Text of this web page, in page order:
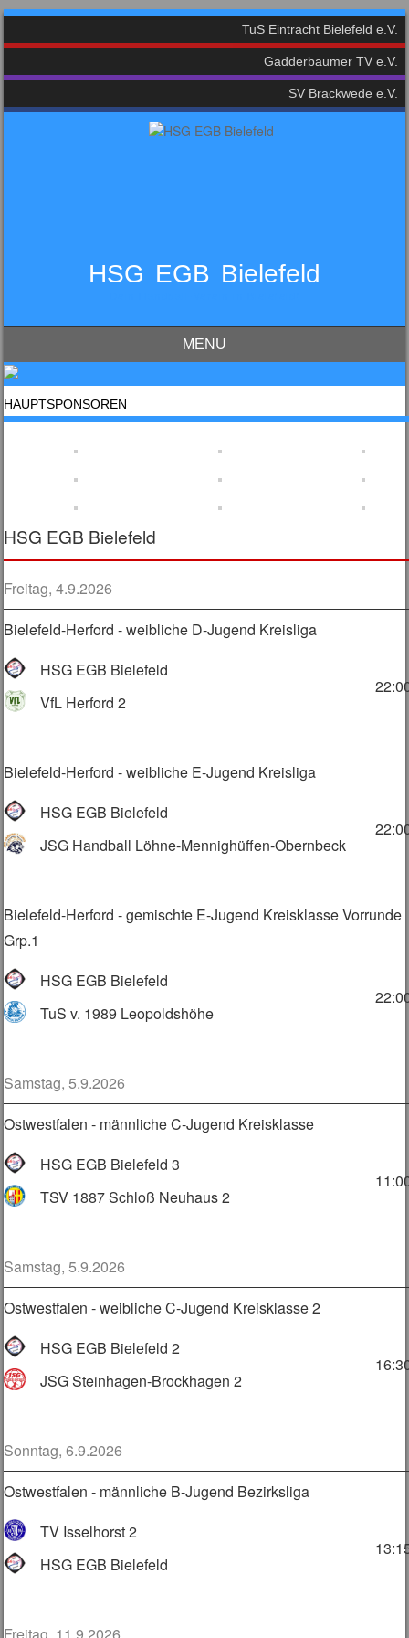
TuS Eintracht Bielefeld e.V.
Gadderbaumer TV e.V.
SV Brackwede e.V.
HSG EGB Bielefeld
MENU
Skip to content
HAUPTSPONSOREN
HSG EGB Bielefeld
Freitag, 4.9.2026
Bielefeld-Herford - weibliche D-Jugend Kreisliga
HSG EGB Bielefeld
VfL Herford 2
Bielefeld-Herford - weibliche E-Jugend Kreisliga
HSG EGB Bielefeld
JSG Handball Löhne-Mennighüffen-Obernbeck
Bielefeld-Herford - gemischte E-Jugend Kreisklasse Vorrunde
Grp.1
HSG EGB Bielefeld
TuS v. 1989 Leopoldshöhe
Samstag, 5.9.2026
Ostwestfalen - männliche C-Jugend Kreisklasse
HSG EGB Bielefeld 3
TSV 1887 Schloß Neuhaus 2
Samstag, 5.9.2026
Ostwestfalen - weibliche C-Jugend Kreisklasse 2
HSG EGB Bielefeld 2
JSG Steinhagen-Brockhagen 2
Sonntag, 6.9.2026
Ostwestfalen - männliche B-Jugend Bezirksliga
TV Isselhorst 2
HSG EGB Bielefeld
Freitag, 11.9.2026